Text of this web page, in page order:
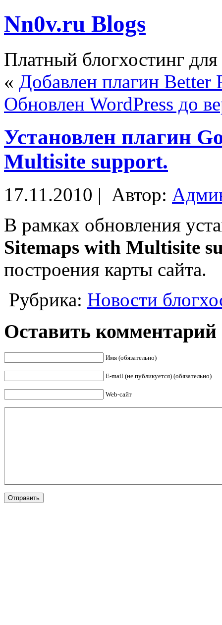
Nn0v.ru Blogs
Платный блогхостинг
« Добавлен плагин Better
Обновлен WordPress до
Установлен плагин
Multisite support.
17.11.2010 | Автор:
В рамках обновления
Sitemaps with Multisite
построения карты сайта.
Рубрика: Новости
Оставить комментарий
Имя (обязательно)
E-mail (не публикуется) (обязательно)
Web-сайт